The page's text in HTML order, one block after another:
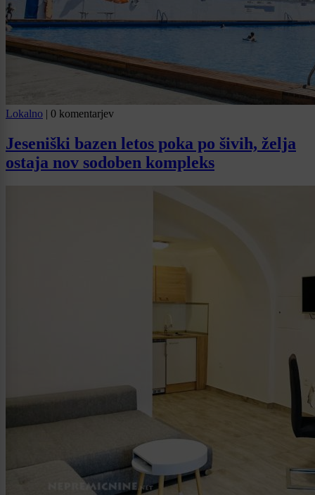
Lokalno | 0 komentarjev
Jeseniški bazen letos poka po šivih, želja
ostaja nov sodoben kompleks